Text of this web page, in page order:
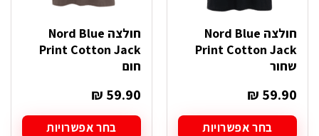
חולצה Nord Blue
Print Cotton Jack
שחור
₪ 59.90
בחר אפשרויות
חולצה Nord Blue
Print Cotton Jack
חום
₪ 59.90
בחר אפשרויות